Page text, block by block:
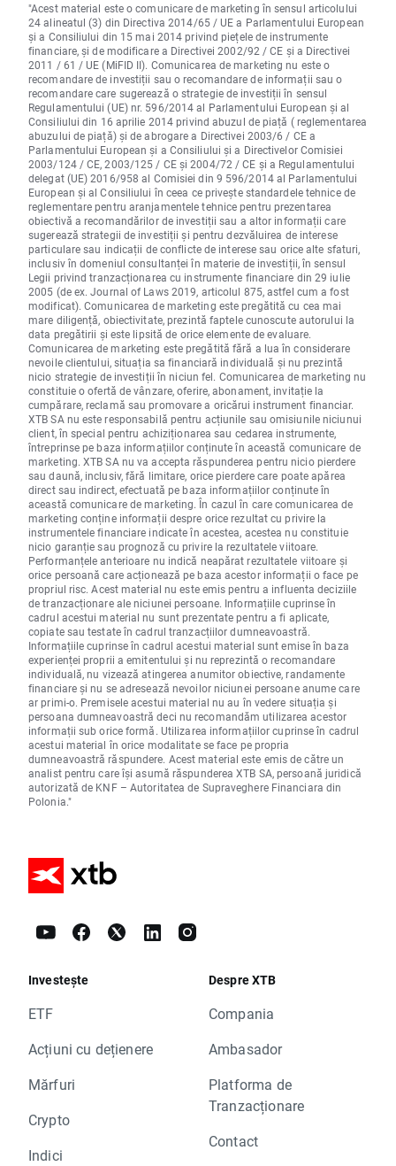
"Acest material este o comunicare de marketing în sensul articolului
24 alineatul (3) din Directiva 2014/65 / UE a Parlamentului European
și a Consiliului din 15 mai 2014 privind piețele de instrumente
financiare, și de modificare a Directivei 2002/92 / CE și a Directivei
2011 / 61 / UE (MiFID II). Comunicarea de marketing nu este o
recomandare de investiții sau o recomandare de informații sau o
recomandare care sugerează o strategie de investiții în sensul
Regulamentului (UE) nr. 596/2014 al Parlamentului European și al
Consiliului din 16 aprilie 2014 privind abuzul de piață ( reglementarea
abuzului de piață) și de abrogare a Directivei 2003/6 / CE a
Parlamentului European și a Consiliului și a Directivelor Comisiei
2003/124 / CE, 2003/125 / CE și 2004/72 / CE și a Regulamentului
delegat (UE) 2016/958 al Comisiei din 9 596/2014 al Parlamentului
European și al Consiliului în ceea ce privește standardele tehnice de
reglementare pentru aranjamentele tehnice pentru prezentarea
obiectivă a recomandărilor de investiții sau a altor informații care
sugerează strategii de investiții și pentru dezvăluirea de interese
particulare sau indicații de conflicte de interese sau orice alte sfaturi,
inclusiv în domeniul consultanței în materie de investiții, în sensul
Legii privind tranzacționarea cu instrumente financiare din 29 iulie
2005 (de ex. Journal of Laws 2019, articolul 875, astfel cum a fost
modificat). Comunicarea de marketing este pregătită cu cea mai
mare diligență, obiectivitate, prezintă faptele cunoscute autorului la
data pregătirii și este lipsită de orice elemente de evaluare.
Comunicarea de marketing este pregătită fără a lua în considerare
nevoile clientului, situația sa financiară individuală și nu prezintă
nicio strategie de investiții în niciun fel. Comunicarea de marketing nu
constituie o ofertă de vânzare, oferire, abonament, invitație la
cumpărare, reclamă sau promovare a oricărui instrument financiar.
XTB SA nu este responsabilă pentru acțiunile sau omisiunile niciunui
client, în special pentru achiziționarea sau cedarea instrumente,
întreprinse pe baza informațiilor conținute în această comunicare de
marketing. XTB SA nu va accepta răspunderea pentru nicio pierdere
sau daună, inclusiv, fără limitare, orice pierdere care poate apărea
direct sau indirect, efectuată pe baza informațiilor conținute în
această comunicare de marketing. În cazul în care comunicarea de
marketing conține informații despre orice rezultat cu privire la
instrumentele financiare indicate în acestea, acestea nu constituie
nicio garanție sau prognoză cu privire la rezultatele viitoare.
Performanțele anterioare nu indică neapărat rezultatele viitoare și
orice persoană care acționează pe baza acestor informații o face pe
propriul risc. Acest material nu este emis pentru a influenta deciziile
de tranzacționare ale niciunei persoane. Informațiile cuprinse în
cadrul acestui material nu sunt prezentate pentru a fi aplicate,
copiate sau testate în cadrul tranzacțiilor dumneavoastră.
Informațiile cuprinse în cadrul acestui material sunt emise în baza
experienței proprii a emitentului și nu reprezintă o recomandare
individuală, nu vizează atingerea anumitor obiective, randamente
financiare și nu se adresează nevoilor niciunei persoane anume care
ar primi-o. Premisele acestui material nu au în vedere situația și
persoana dumneavoastră deci nu recomandăm utilizarea acestor
informații sub orice formă. Utilizarea informațiilor cuprinse în cadrul
acestui material în orice modalitate se face pe propria
dumneavoastră răspundere. Acest material este emis de către un
analist pentru care își asumă răspunderea XTB SA, persoană juridică
autorizată de KNF – Autoritatea de Supraveghere Financiara din
Polonia."
Investește
ETF
Acțiuni cu dețienere
Mărfuri
Crypto
Indici
Despre XTB
Compania
Ambasador
Platforma de
Tranzacționare
Contact